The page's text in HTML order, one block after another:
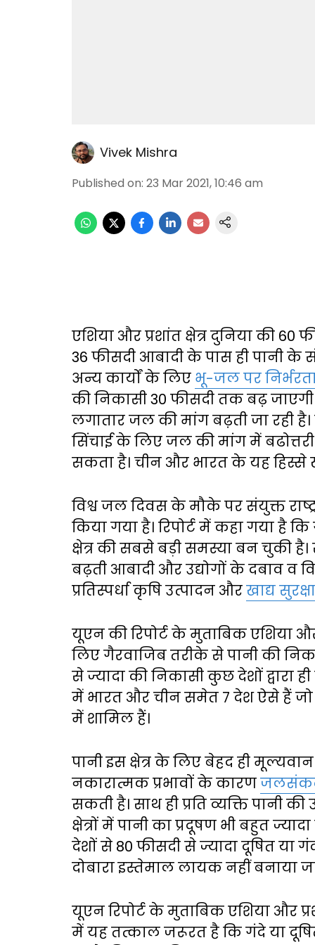
Vivek Mishra
Published on: 23 Mar 2021, 10:46 am
एशिया और प्रशांत क्षेत्र दुनिया की
36 फीसदी आबादी के पास ही पानी के
अन्य कार्यों के लिए भू-जल पर
की निकासी 30 फीसदी तक बढ़
लगातार जल की मांग बढ़ती जा रही है।
सिंचाई के लिए जल की मांग में
सकता है। चीन और भारत के यह हिस्से
विश्व जल दिवस के मौके पर संयुक्त
किया गया है। रिपोर्ट में कहा गया है
क्षेत्र की सबसे बड़ी समस्या बन चुकी है।
बढ़ती आबादी और उद्योगों के दबाव व
प्रतिस्पर्धा कृषि उत्पादन औरखाद्य सुरक्षा
यूएन की रिपोर्ट के मुताबिक एशिया
लिए गैरवाजिब तरीके से पानी की
से ज्यादा की निकासी कुछ देशों द्वारा
में भारत और चीन समेत 7 देश ऐसे हैं जो
में शामिल हैं।
पानी इस क्षेत्र के लिए बेहद ही
नकारात्मक प्रभावों के कारण
सकती है। साथ ही प्रति व्यक्ति पानी
क्षेत्रों में पानी का प्रदूषण भी बहुत
देशों से 80 फीसदी से ज्यादा दूषित या
दोबारा इस्तेमाल लायक नहीं बनाया
यूएन रिपोर्ट के मुताबिक एशिया और
में यह तत्काल जरूरत है कि गंदे या